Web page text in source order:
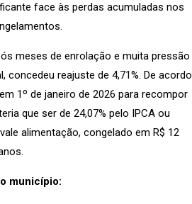
face às perdas acumuladas nos
meses de enrolação e muita pressão
reajuste de 4,71%. De acordo
1º de janeiro de 2026 para recompor
que ser de 24,07% pelo IPCA ou
alimentação, congelado em R$ 12
município: